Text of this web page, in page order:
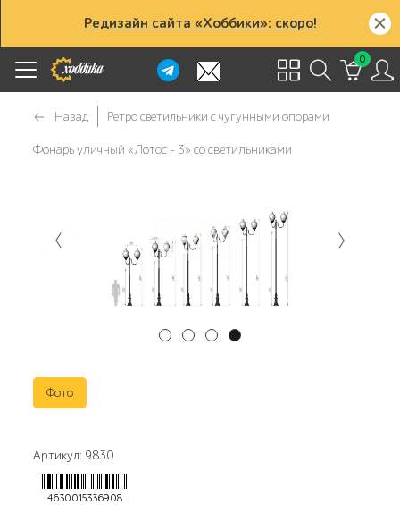
Редизайн сайта «Хоббики»: скоро!
0
Назад Ретро светильники с чугунными опорами
Фонарь уличный «Лотос - 3» со светильниками
Фото
Артикул: 9830
4630015336908